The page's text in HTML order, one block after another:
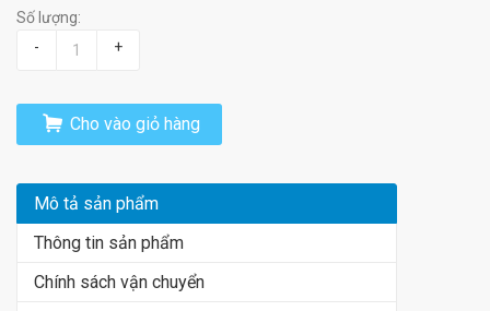
Số lượng:
-
+
Cho vào giỏ hàng
Mô tả sản phẩm
Thông tin sản phẩm
Chính sách vận chuyển